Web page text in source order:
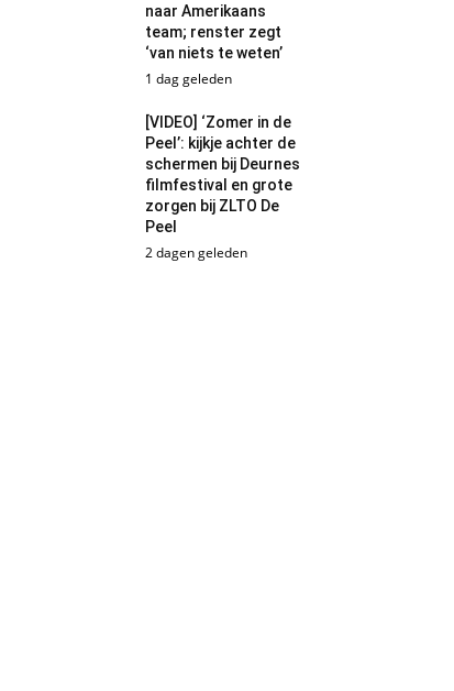
naar Amerikaans
team; renster zegt
‘van niets te weten’
1 dag geleden
[VIDEO] ‘Zomer in de
Peel’: kijkje achter de
schermen bij Deurnes
filmfestival en grote
zorgen bij ZLTO De
Peel
2 dagen geleden